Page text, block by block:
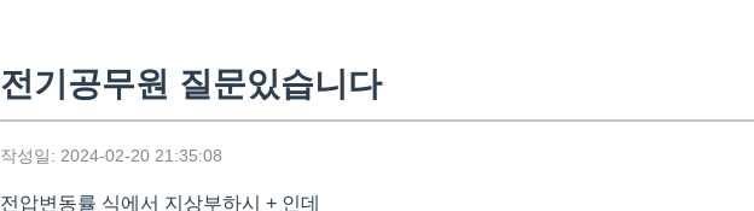
전기공무원 질문있습니다
작성일: 2024-02-20 21:35:08
전압변동률 식에서 지상부하시 + 인데